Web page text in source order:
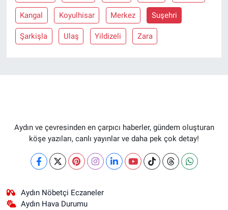
Kangal Koyulhisar Merkez Suşehri
Şarkişla Ulaş Yildizeli Zara
Aydın ve çevresinden en çarpıcı haberler, gündem oluşturan
köşe yazıları, canlı yayınlar ve daha pek çok detay!
Aydın Nöbetçi Eczaneler
Aydın Hava Durumu